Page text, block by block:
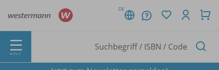
DE
MENÜ